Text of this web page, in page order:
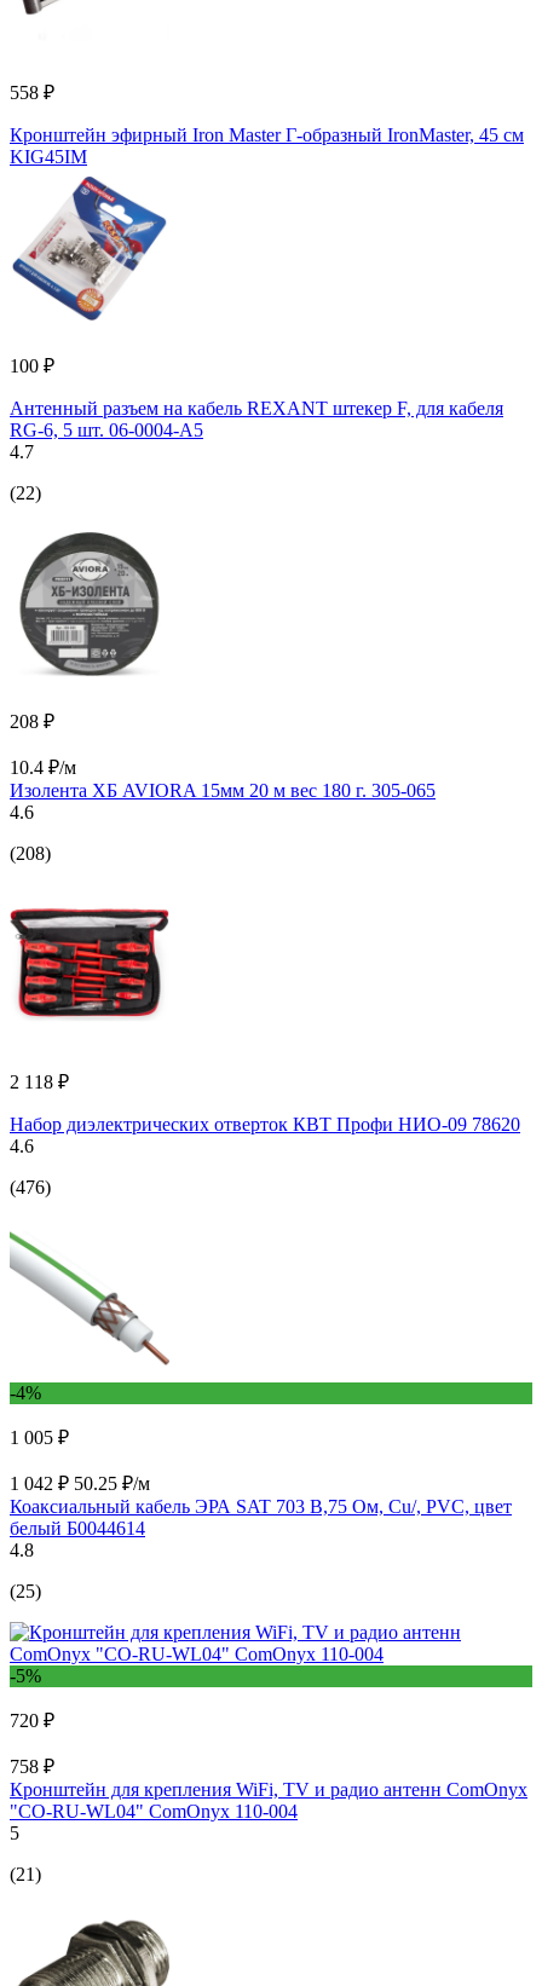
558 ₽
Кронштейн эфирный Iron Master Г-образный IronMaster, 45 см
KIG45IM
100 ₽
Антенный разъем на кабель REXANT штекер F, для кабеля
RG-6, 5 шт. 06-0004-A5
4.7
(22)
208 ₽
10.4 ₽/м
Изолента ХБ AVIORA 15мм 20 м вес 180 г. 305-065
4.6
(208)
2 118 ₽
Набор диэлектрических отверток КВТ Профи НИО-09 78620
4.6
(476)
-4%
1 005 ₽
1 042 ₽ 50.25 ₽/м
Коаксиальный кабель ЭРА SAT 703 B,75 Ом, Cu/, PVC, цвет
белый Б0044614
4.8
(25)
-5%
720 ₽
758 ₽
Кронштейн для крепления WiFi, TV и радио антенн ComOnyx
"CO-RU-WL04" ComOnyx 110-004
5
(21)